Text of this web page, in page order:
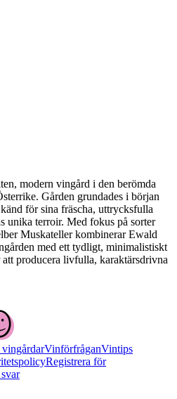
modern vingård i den berömda
Gården grundades i början
för sina fräscha, uttrycksfulla
unika terroir. Med fokus på sorter
Muskateller kombinerar Ewald
med ett tydligt, minimalistiskt
producera livfulla, karaktärsdrivna
VinförfråganVintips
Registrera för